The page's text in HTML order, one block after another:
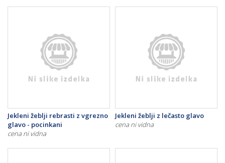
Jekleni žeblji rebrasti z vgrezno
glavo - pocinkani
cena ni vidna
Jekleni žeblji z lečasto glavo
cena ni vidna